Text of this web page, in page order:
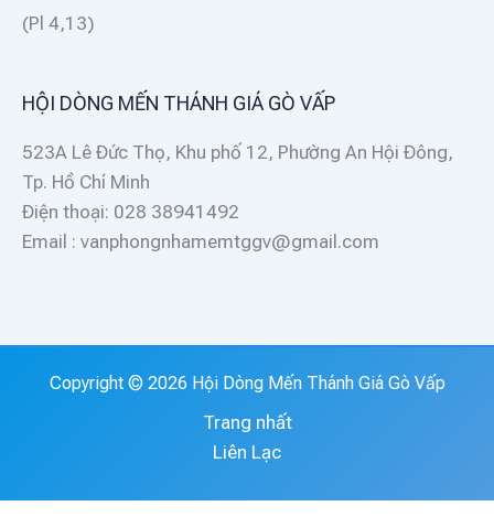
(Pl 4,13)
HỘI DÒNG MẾN THÁNH GIÁ GÒ VẤP
523A Lê Đức Thọ, Khu phố 12, Phường An Hội Đông,
Tp. Hồ Chí Minh
Điện thoại: 028 38941492
Email : vanphongnhamemtggv@gmail.com
Copyright © 2026 Hội Dòng Mến Thánh Giá Gò Vấp
Trang nhất
Liên Lạc